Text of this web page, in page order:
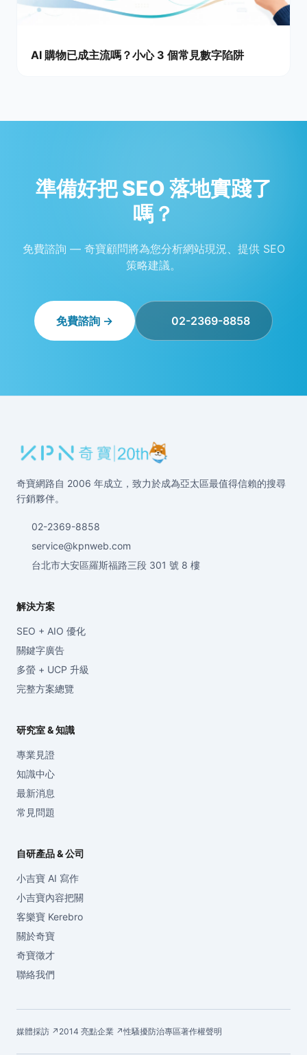
AI 購物已成主流嗎？小心 3 個常見數字陷阱
準備好把 SEO 落地實踐了
嗎？
免費諮詢 — 奇寶顧問將為您分析網站現況、提供 SEO
策略建議。
免費諮詢 → 02-2369-8858
奇寶網路自 2006 年成立，致力於成為亞太區最值得信賴的搜尋
行銷夥伴。
02-2369-8858
service@kpnweb.com
台北市大安區羅斯福路三段 301 號 8 樓
解決方案
SEO + AIO 優化
關鍵字廣告
多螢 + UCP 升級
完整方案總覽
研究室 & 知識
專業見證
知識中心
最新消息
常見問題
自研產品 & 公司
小吉寶 AI 寫作
小吉寶內容把關
客樂寶 Kerebro
關於奇寶
奇寶徵才
聯絡我們
媒體採訪 ↗ 2014 亮點企業 ↗性騷擾防治專區著作權聲明